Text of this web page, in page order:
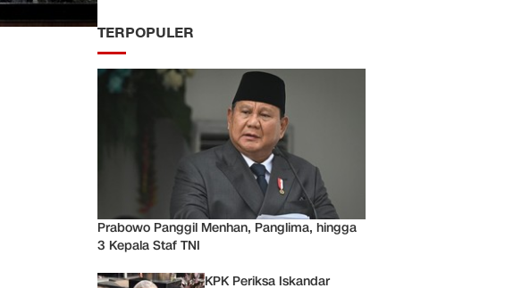
TERPOPULER
Prabowo Panggil Menhan, Panglima, hingga
3 Kepala Staf TNI
KPK Periksa Iskandar